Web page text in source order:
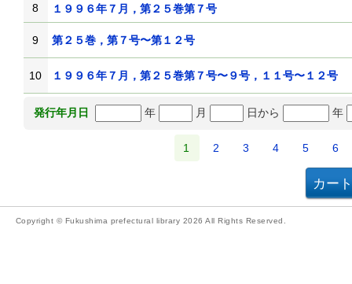
8 １９９６年７月，第２５巻第７号
9 第２５巻，第７号〜第１２号
10 １９９６年７月，第２５巻第７号〜９号，１１号〜１２号
発行年月日 年 月 日から 年
1 2 3 4 5 6
Copyright © Fukushima prefectural library 2026 All Rights Reserved.